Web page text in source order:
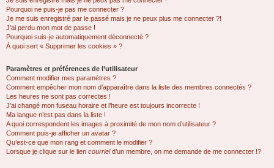
Pourquoi ne puis-je pas me connecter ?
Je me suis enregistré par le passé mais je ne peux plus me connecter ?!
J’ai perdu mon mot de passe !
Pourquoi suis-je automatiquement déconnecté ?
À quoi sert « Supprimer les cookies » ?
Paramètres et préférences de l’utilisateur
Comment modifier mes paramètres ?
Comment empêcher mon nom d’apparaître dans la liste des membres connectés ?
Les heures ne sont pas correctes !
J’ai changé mon fuseau horaire et l’heure est toujours incorrecte !
Ma langue n’est pas dans la liste !
A quoi correspondent les images à proximité de mon nom d’utilisateur ?
Comment puis-je afficher un avatar ?
Qu’est-ce que mon rang et comment le modifier ?
Lorsque je clique sur le lien courrield’un membre, on me demande de me connecter !?